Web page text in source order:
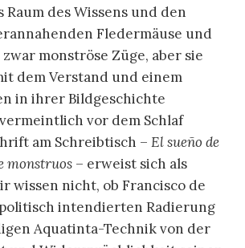
der Versionen lässt
Goyas umWahrheitund
Eine Federzeichnung, so
sein mag, ist weit schneller
eine Aquatinta-Radierung
unteren Rand der Version von
seine „Absicht“, die mit der